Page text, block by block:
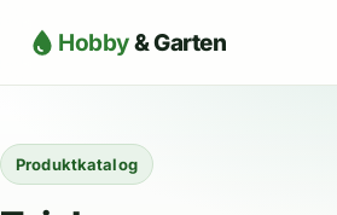
Hobby& Garten
Produktkatalog